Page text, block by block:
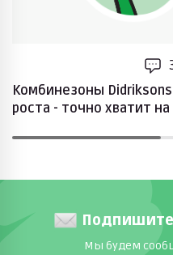
Комбинезоны
роста - точно хватит на
Мы будем